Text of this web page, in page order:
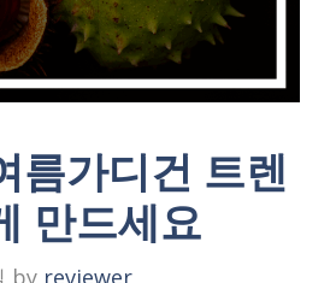
름가디건 트렌
만드세요
by reviewer